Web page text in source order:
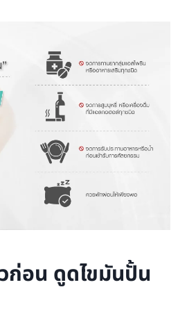
ก่อน ดูดไขมันปั้น